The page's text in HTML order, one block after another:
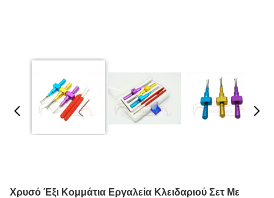
Χρυσό Έξι Κομμάτια Εργαλεία Κλειδαριού Σετ Με